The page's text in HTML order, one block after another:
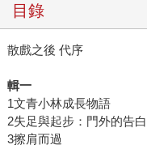
目錄
散戲之後 代序
輯一
1文青小林成長物語
2失足與起步：門外的告白
3擦肩而過